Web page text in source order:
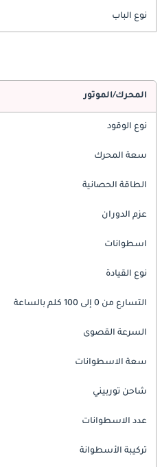
نوع الباب
المحرك/الموتور
نوع الوقود
سعة المحرك
الطاقة الحصانية
عزم الدوران
اسطوانات
نوع القيادة
التسارع من 0 إلى 100 كلم بالساعة
السرعة القصوى
سعة الاسطوانات
شاحن توربيني
عدد الاسطوانات
تركيبة الأسطوانة